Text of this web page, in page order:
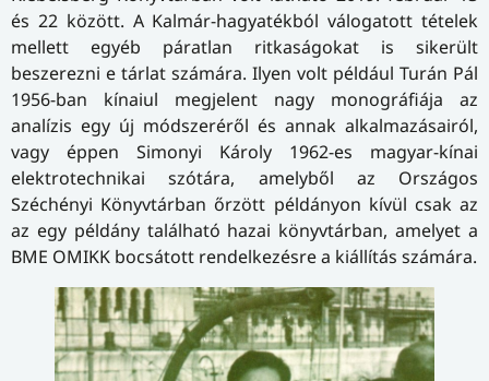
és 22 között. A Kalmár-hagyatékból válogatott tételek
mellett egyéb páratlan ritkaságokat is sikerült
beszerezni e tárlat számára. Ilyen volt például Turán Pál
1956-ban kínaiul megjelent nagy monográfiája az
analízis egy új módszeréről és annak alkalmazásairól,
vagy éppen Simonyi Károly 1962-es magyar-kínai
elektrotechnikai szótára, amelyből az Országos
Széchényi Könyvtárban őrzött példányon kívül csak az
az egy példány található hazai könyvtárban, amelyet a
BME OMIKK bocsátott rendelkezésre a kiállítás számára.